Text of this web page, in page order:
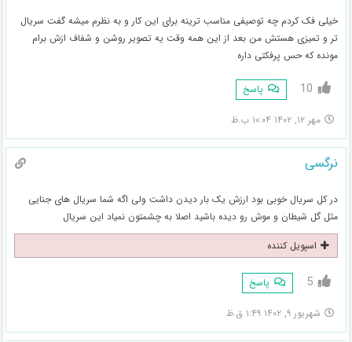
خیلی فک کردم چه توصیفی مناسب ترینه برای این کار و به نظرم میشه گفت سریال
تر و تمیزی هستش من بعد از این همه وقت یه تصویر روشن و شفاف ازش برام
مونده که حس پرفکتی داره
10 پاسخ
مهر ۱۲, ۱۴۰۲ ۱۰:۰۴ ب.ظ
نرگسی
در کل سریال خوبی بود ارزش یک بار دیدن داشت ولی اگه شما سریال های جنایی
مثل گل شیطان و موش رو دیده باشید اصلا به چشمتون نمیاد این سریال
اسپویل کننده
5 پاسخ
شهریور ۹, ۱۴۰۲ ۱:۴۹ ق.ظ